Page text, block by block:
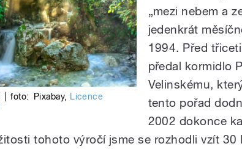
foto: Pixabay, Licence
„mezi nebem a
jedenkrát
1994. Před
předal kormidlo
Velinskému,
tento pořad
2002 dokonce
tohoto výročí jsme se rozhodli vzít 30